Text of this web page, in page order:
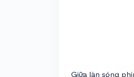
Giữa làn sóng